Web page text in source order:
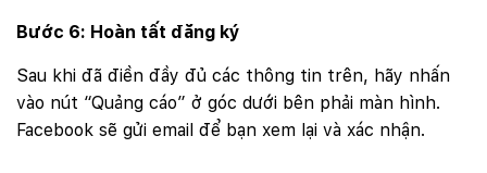
Bước 6: Hoàn tất đăng ký
Sau khi đã điền đầy đủ các thông tin trên, hãy nhấn
vào nút “Quảng cáo” ở góc dưới bên phải màn hình.
Facebook sẽ gửi email để bạn xem lại và xác nhận.